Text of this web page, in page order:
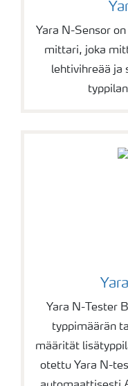
Yara N-Sensor
mittari, joka
lehtivihreää ja
Yara N-Tester
typpimäärän
määrität
otettu Yara N-